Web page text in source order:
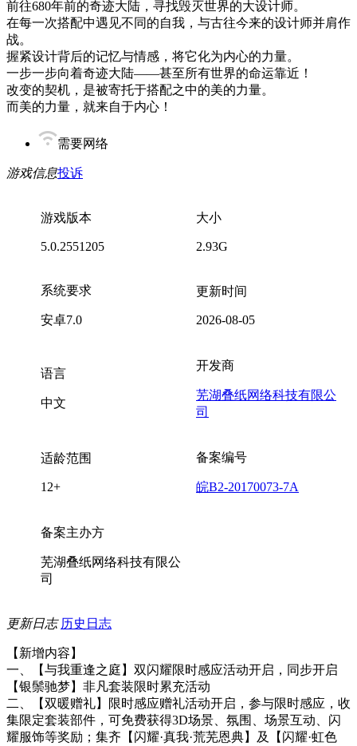
前往680年前的奇迹大陆，寻找毁灭世界的大设计师。
在每一次搭配中遇见不同的自我，与古往今来的设计师并肩作
战。
握紧设计背后的记忆与情感，将它化为内心的力量。
一步一步向着奇迹大陆——甚至所有世界的命运靠近！
改变的契机，是被寄托于搭配之中的美的力量。
而美的力量，就来自于内心！
需要网络
游戏信息投诉
游戏版本
5.0.2551205
大小
2.93G
系统要求
安卓7.0
更新时间
2026-08-05
语言
中文
开发商
芜湖叠纸网络科技有限公
司
适龄范围
12+
备案编号
皖B2-20170073-7A
备案主办方
芜湖叠纸网络科技有限公
司
更新日志 历史日志
【新增内容】
一、【与我重逢之庭】双闪耀限时感应活动开启，同步开启
【银鬃驰梦】非凡套装限时累充活动
二、【双暖赠礼】限时感应赠礼活动开启，参与限时感应，收
集限定套装部件，可免费获得3D场景、氛围、场景互动、闪
耀服饰等奖励；集齐【闪耀·真我·荒芜恩典】及【闪耀·虹色